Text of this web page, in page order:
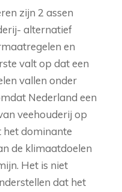
zijn 2 assen
alternatief
en
valt op dat een
vallen onder
Nederland een
veehouderij op
het dominante
de klimaatdoelen
Het is niet
dat het